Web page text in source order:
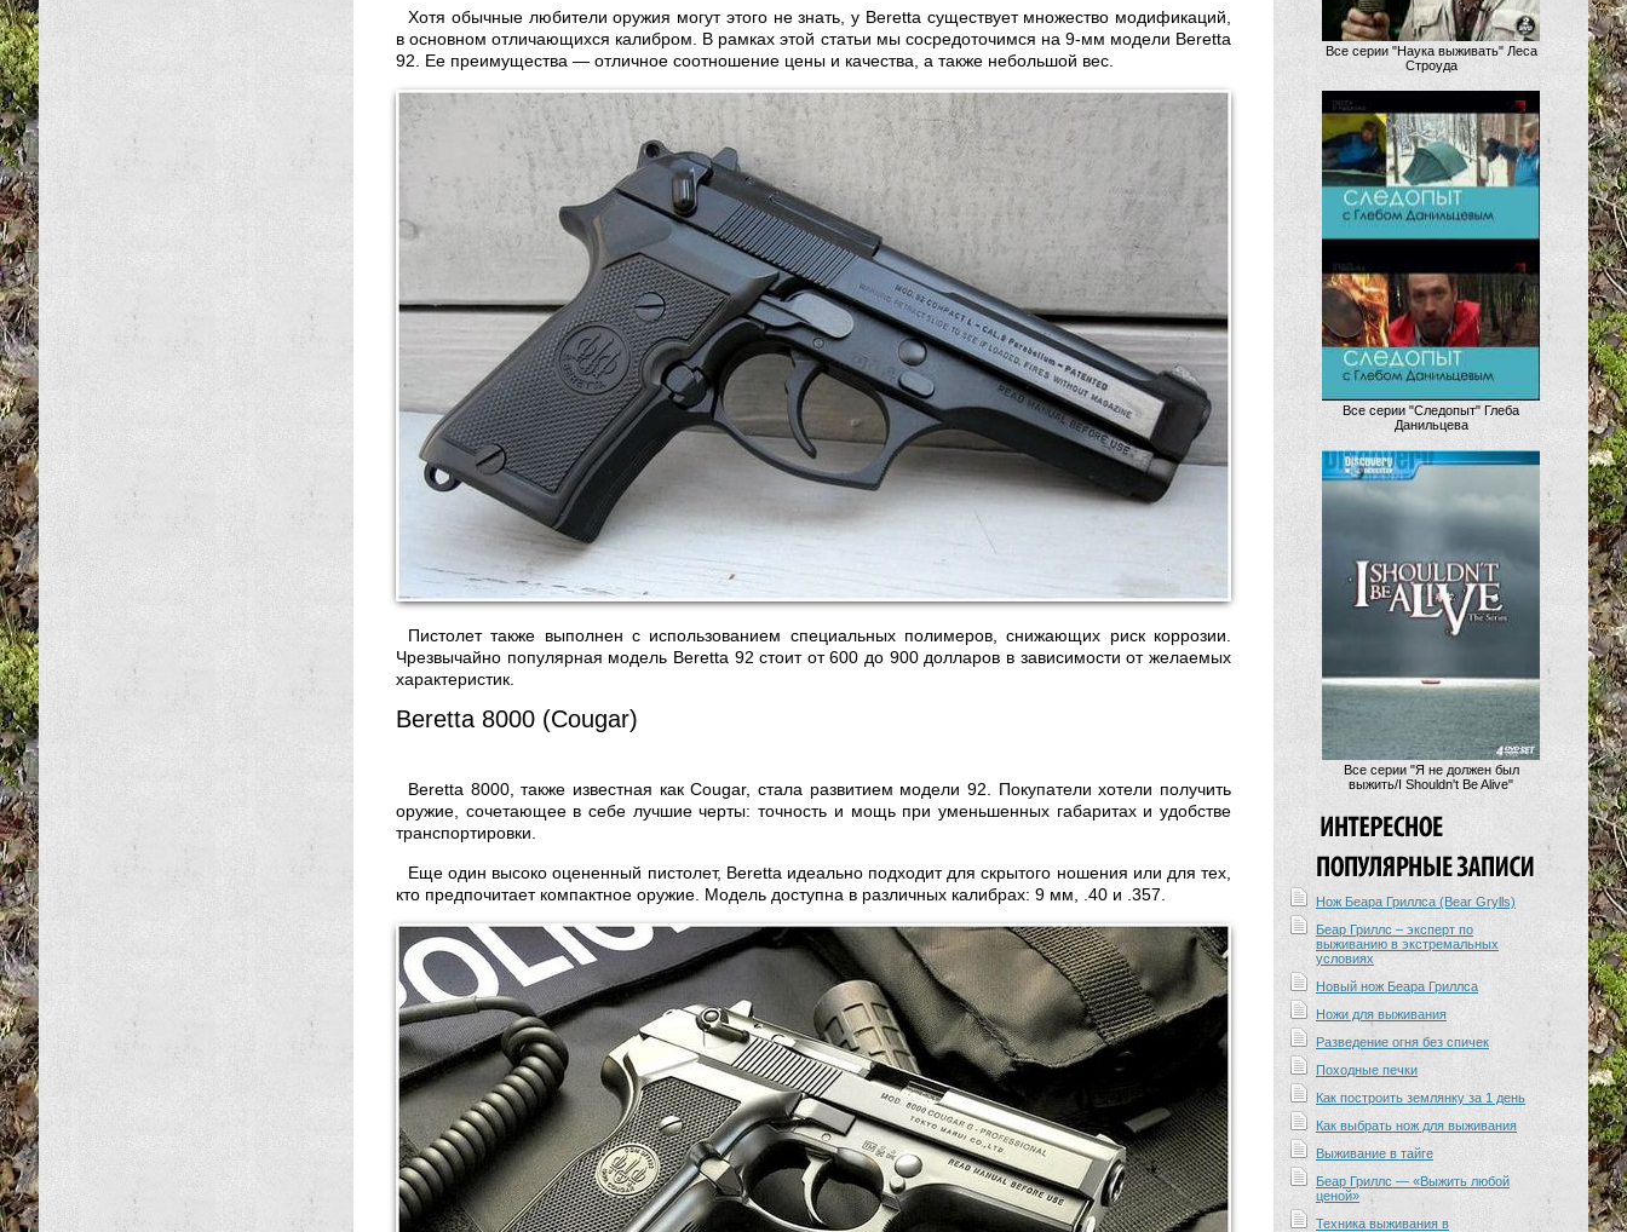
Хотя обычные любители оружия могут этого не знать, у Beretta существует множество модификаций,
в основном отличающихся калибром. В рамках этой статьи мы сосредоточимся на 9-мм модели Beretta
92. Ее преимущества — отличное соотношение цены и качества, а также небольшой вес.
Пистолет также выполнен с использованием специальных полимеров, снижающих риск коррозии.
Чрезвычайно популярная модель Beretta 92 стоит от 600 до 900 долларов в зависимости от желаемых
характеристик.
Beretta 8000 (Cougar)
Beretta 8000, также известная как Cougar, стала развитием модели 92. Покупатели хотели получить
оружие, сочетающее в себе лучшие черты: точность и мощь при уменьшенных габаритах и удобстве
транспортировки.
Еще один высоко оцененный пистолет, Beretta идеально подходит для скрытого ношения или для тех,
кто предпочитает компактное оружие. Модель доступна в различных калибрах: 9 мм, .40 и .357.
Все серии "Наука выживать" Леса
Строуда
Все серии "Следопыт" Глеба
Данильцева
Все серии "Я не должен был
выжить/I Shouldn't Be Alive"
Нож Беара Гриллса (Bear Grylls)
Беар Гриллс – эксперт по
выживанию в экстремальных
условиях
Новый нож Беара Гриллса
Ножи для выживания
Разведение огня без спичек
Походные печки
Как построить землянку за 1 день
Как выбрать нож для выживания
Выживание в тайге
Беар Гриллс — «Выжить любой
ценой»
Техника выживания в